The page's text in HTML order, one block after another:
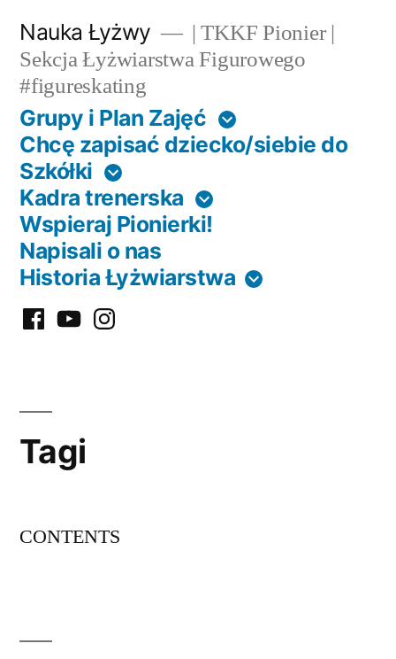
treści
Nauka Łyżwy
| TKKF Pionier |
Sekcja Łyżwiarstwa Figurowego
#figureskating
Grupy i Plan Zajęć
Chcę zapisać dziecko/siebie do
Szkółki
Kadra trenerska
Wspieraj Pionierki!
Napisali o nas
Historia Łyżwiarstwa
Y
I
Tagi
CONTENTS